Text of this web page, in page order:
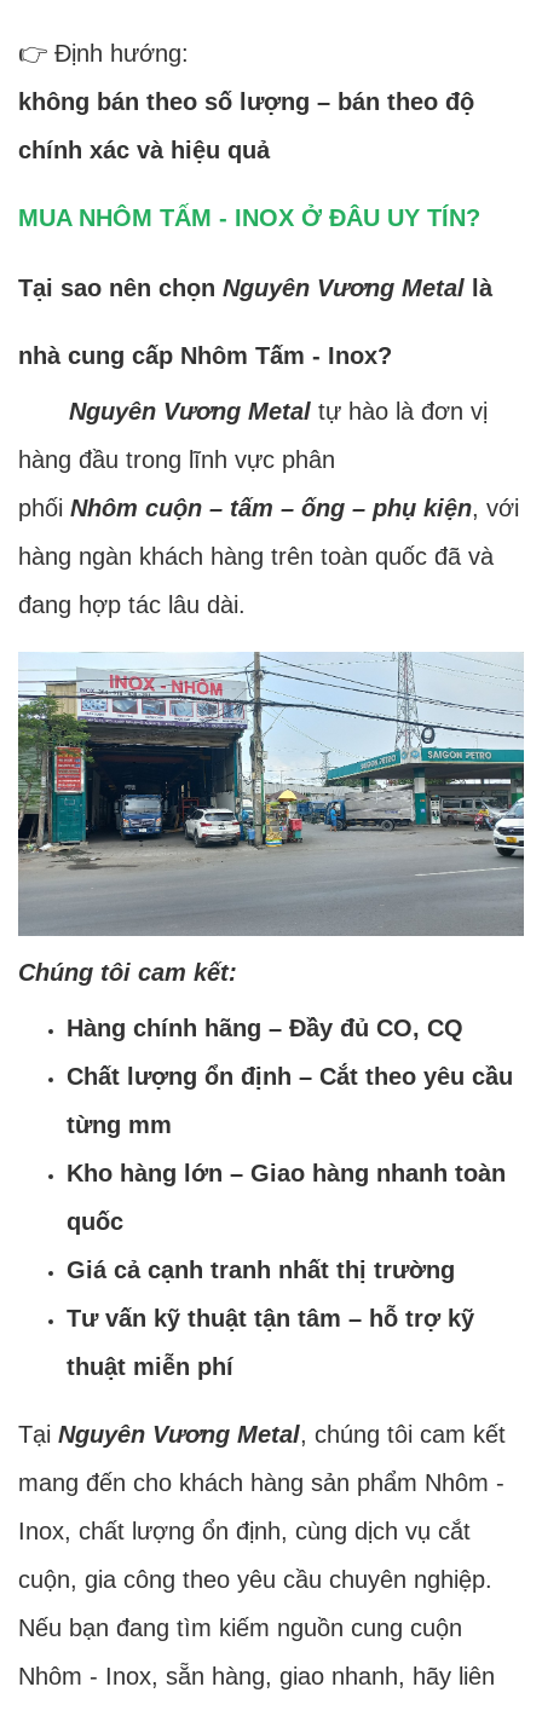
👉 Định hướng:
không bán theo số lượng – bán theo độ
chính xác và hiệu quả
MUA NHÔM TẤM - INOX Ở ĐÂU UY TÍN?
Tại sao nên chọn Nguyên Vương Metal là
nhà cung cấp Nhôm Tấm - Inox?
Nguyên Vương Metal tự hào là đơn vị
hàng đầu trong lĩnh vực phân
phối Nhôm cuộn – tấm – ống – phụ kiện, với
hàng ngàn khách hàng trên toàn quốc đã và
đang hợp tác lâu dài.
Chúng tôi cam kết:
Hàng chính hãng – Đầy đủ CO, CQ
Chất lượng ổn định – Cắt theo yêu cầu
từng mm
Kho hàng lớn – Giao hàng nhanh toàn
quốc
Giá cả cạnh tranh nhất thị trường
Tư vấn kỹ thuật tận tâm – hỗ trợ kỹ
thuật miễn phí
Tại Nguyên Vương Metal, chúng tôi cam kết
mang đến cho khách hàng sản phẩm Nhôm -
Inox, chất lượng ổn định, cùng dịch vụ cắt
cuộn, gia công theo yêu cầu chuyên nghiệp.
Nếu bạn đang tìm kiếm nguồn cung cuộn
Nhôm - Inox, sẵn hàng, giao nhanh, hãy liên